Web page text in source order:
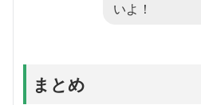
いよ！
まとめ